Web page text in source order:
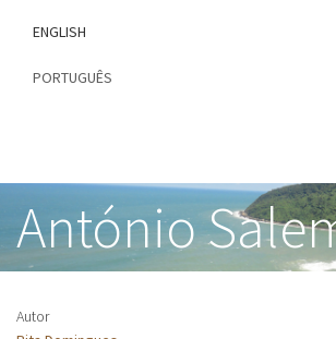
conteúdo
ENGLISH
PORTUGUÊS
António
Autor